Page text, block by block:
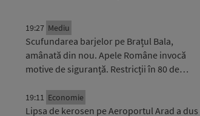
19:27 Mediu
Scufundarea barjelor pe Brațul Bala,
amânată din nou. Apele Române invocă
motive de siguranță. Restricții în 80 de…
19:11 Economie
Lipsa de kerosen pe Aeroportul Arad a dus